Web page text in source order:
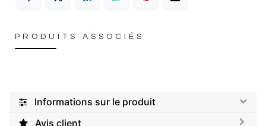
PRODUITS ASSOCIÉS
Informations sur le produit
Avis client